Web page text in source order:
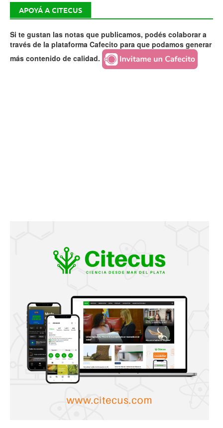
APOYÁ A CITECUS
Si te gustan las notas que publicamos, podés colaborar a
través de la plataforma Cafecito para que podamos generar
más contenido de calidad.